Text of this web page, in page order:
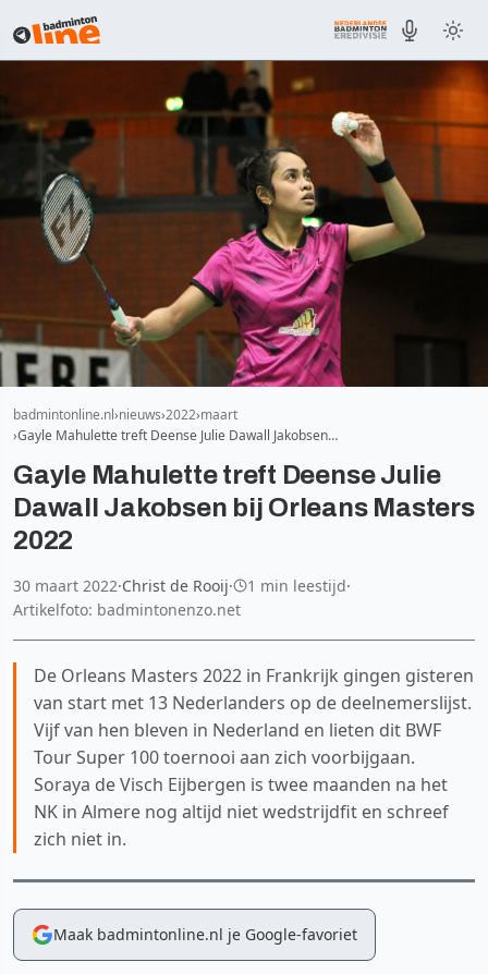
badmintonline.nl nieuws 2022 maart
Gayle Mahulette treft Deense Julie Dawall Jakobsen…
Gayle Mahulette treft Deense Julie
Dawall Jakobsen bij Orleans Masters
2022
30 maart 2022·Christ de Rooij· 1 min leestijd·
Artikelfoto: badmintonenzo.net
De Orleans Masters 2022 in Frankrijk gingen gisteren
van start met 13 Nederlanders op de deelnemerslijst.
Vijf van hen bleven in Nederland en lieten dit BWF
Tour Super 100 toernooi aan zich voorbijgaan.
Soraya de Visch Eijbergen is twee maanden na het
NK in Almere nog altijd niet wedstrijdfit en schreef
zich niet in.
Maak badmintonline.nl je Google-favoriet